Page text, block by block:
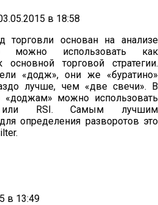
в 18:58
торговли основан на анализе
можно использовать как
торговой стратегии.
«додж», они же «буратино»
лучше, чем «две свечи». В
«доджам» можно использовать
или RSI. Самым лучшим
определения разворотов это
в 13:49